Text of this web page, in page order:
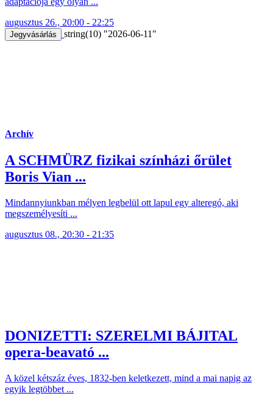
augusztus 26., 20:00 - 22:25
Jegyvásárlás string(10) "2026-06-11"
Archív
A SCHMÜRZ fizikai színházi őrület
Boris Vian ...
Mindannyiunkban mélyen legbelül ott lapul egy alteregó, aki
megszemélyesíti ...
augusztus 08., 20:30 - 21:35
DONIZETTI: SZERELMI BÁJITAL
opera-beavató ...
A közel kétszáz éves, 1832-ben keletkezett, mind a mai napig az
egyik legtöbbet ...